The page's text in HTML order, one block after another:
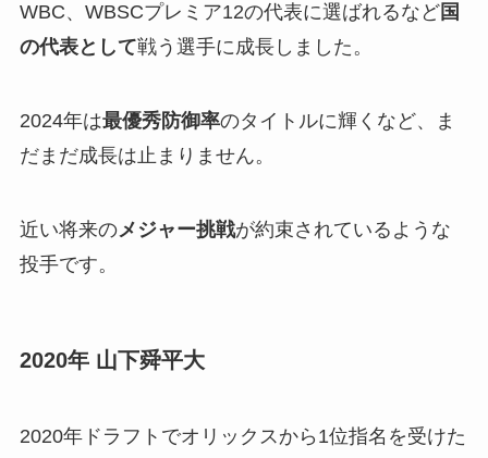
WBC、WBSCプレミア12の代表に選ばれるなど国
の代表として戦う選手に成長しました。
2024年は最優秀防御率のタイトルに輝くなど、ま
だまだ成長は止まりません。
近い将来のメジャー挑戦が約束されているような
投手です。
2020年 山下舜平大
2020年ドラフトでオリックスから1位指名を受けた